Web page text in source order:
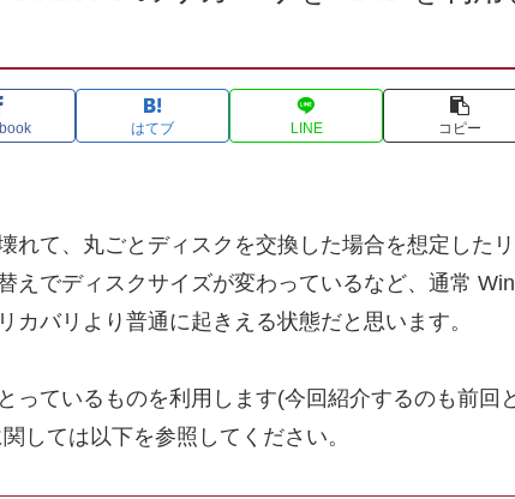
はてブ LINE コピー
れて、丸ごとディスクを交換した場合を想定した
えでディスクサイズが変わっているなど、通常
カバリより普通に起きえる状態だと思います。
っているものを利用します(今回紹介するのも前回
しては以下を参照してください。